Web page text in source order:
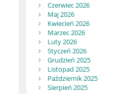
Czerwiec 2026
Maj 2026
Kwiecień 2026
Marzec 2026
Luty 2026
Styczeń 2026
Grudzień 2025
Listopad 2025
Październik 2025
Sierpień 2025